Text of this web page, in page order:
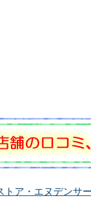
トア・エヌデンサ